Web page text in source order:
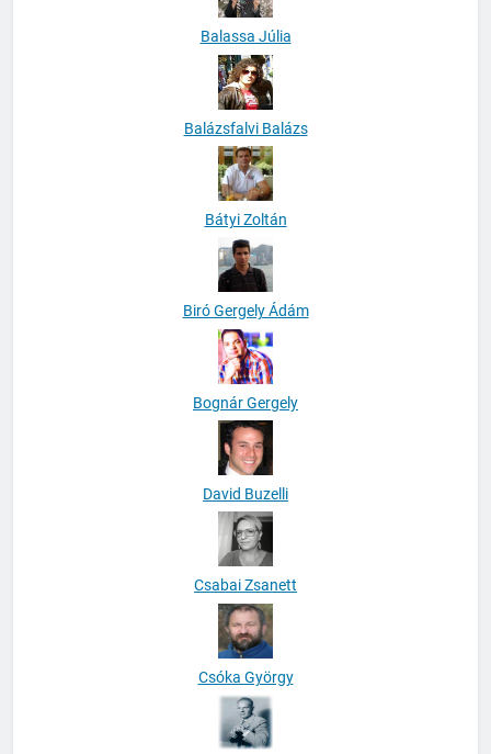
Balassa Júlia
Balázsfalvi Balázs
Bátyi Zoltán
Biró Gergely Ádám
Bognár Gergely
David Buzelli
Csabai Zsanett
Csóka György